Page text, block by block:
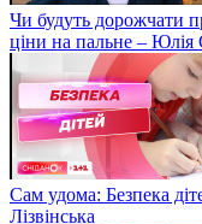
Чи будуть дорожчати
ціни на пальне – Юлія
Сам удома: Безпека
Лізвінська